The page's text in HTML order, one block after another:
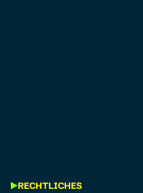
RECHTLICHES